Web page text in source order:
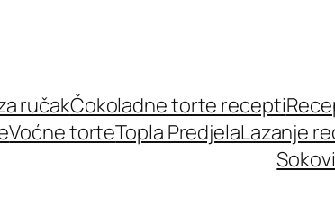
ručakČokoladne torte recepti
Voćne torteTopla PredjelaLazanje
Sokovi